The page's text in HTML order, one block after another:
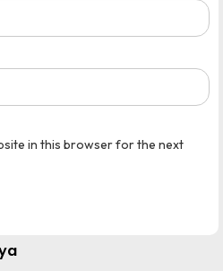
in this browser for the next